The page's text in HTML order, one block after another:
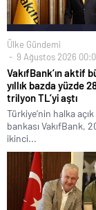
Ülke Gündemi
9 Ağustos 2026
VakıfBank’ın aktif
yıllık bazda yüzde
trilyon TL’yi aştı
Türkiye’nin halka
bankası VakıfBank,
ikinci...